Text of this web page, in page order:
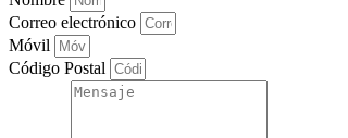
Correo electrónico
Móvil
Código Postal